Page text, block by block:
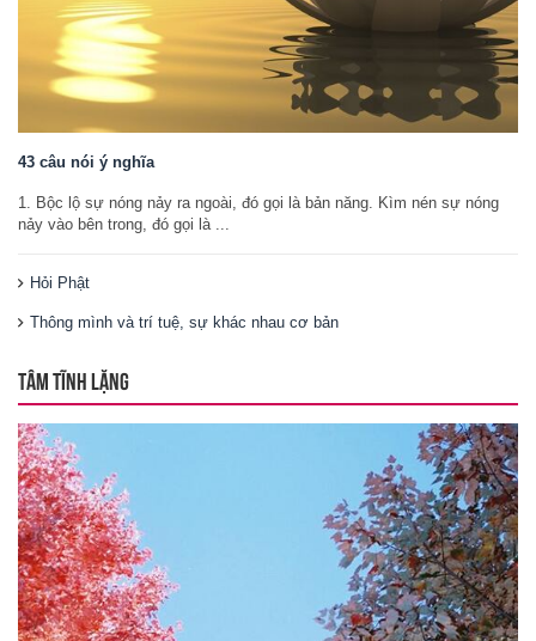
43 câu nói ý nghĩa
1. Bộc lộ sự nóng nảy ra ngoài, đó gọi là bản năng. Kìm nén sự nóng
nảy vào bên trong, đó gọi là ...
Hỏi Phật
Thông mình và trí tuệ, sự khác nhau cơ bản
TÂM TĨNH LẶNG